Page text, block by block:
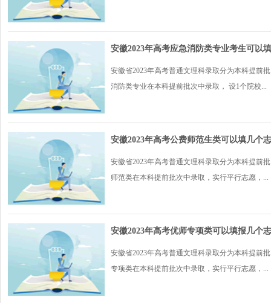
安徽2023年高考应急消防类专业考生可以
安徽省2023年高考普通文理科录取分为本科提前
消防类专业在本科提前批次中录取， 设1个院校...
安徽2023年高考公费师范生类可以填几个
安徽省2023年高考普通文理科录取分为本科提前
师范类在本科提前批次中录取，实行平行志愿，...
安徽2023年高考优师专项类可以填报几个
安徽省2023年高考普通文理科录取分为本科提前
专项类在本科提前批次中录取，实行平行志愿，...